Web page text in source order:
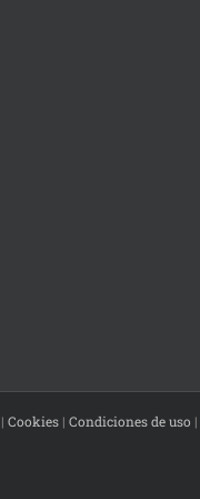
| Cookies | Condiciones de uso |